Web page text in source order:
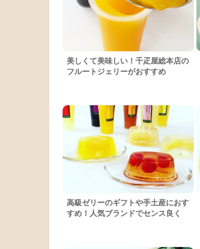
美しくて美味しい！千疋屋総本店の
フルートジェリーがおすすめ
高級ゼリーのギフトや手土産におす
すめ！人気ブランドでセンス良く